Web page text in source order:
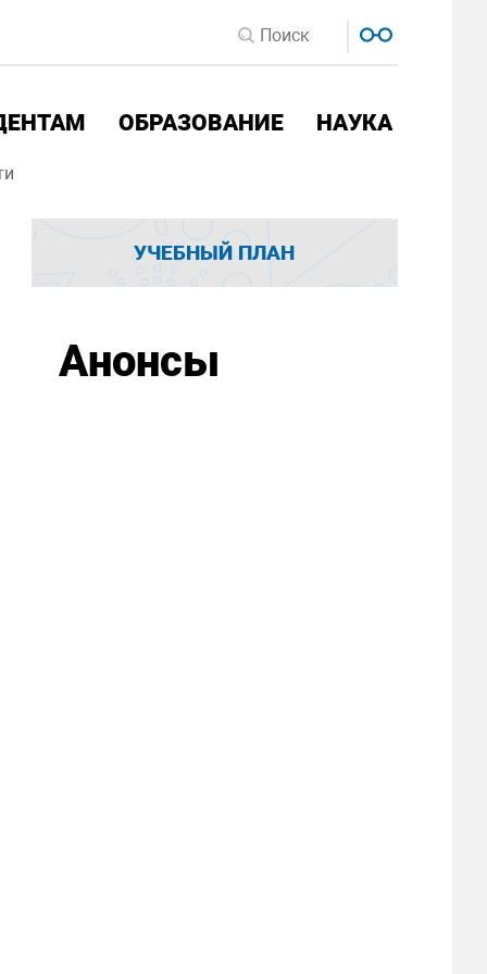
ОБРАЗОВАНИЕ НАУКА
УЧЕБНЫЙ ПЛАН
Анонсы